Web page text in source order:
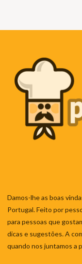
Damos-lhe as boas
Portugal. Feito por
para pessoas que
dicas e sugestões. A
quando nos juntamos a